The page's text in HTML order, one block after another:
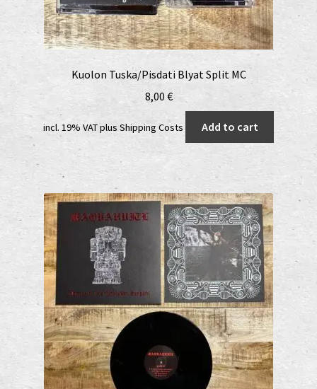
Kuolon Tuska/Pisdati Blyat Split MC
8,00 €
incl. 19% VATplus Shipping Costs Add to cart